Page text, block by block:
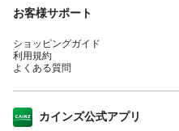
お客様サポート
ショッピングガイド
利用規約
よくある質問
カインズ公式アプリ